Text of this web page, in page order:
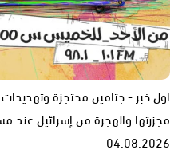
اول خبر - جثامين محتجزة
مجزرتها والهجرة من إسرائيل عند
04.08.2026